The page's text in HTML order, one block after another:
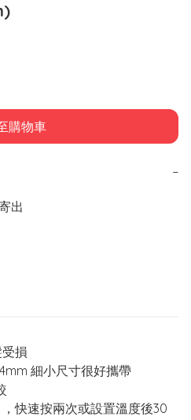
購物車
−
損
細小尺寸很好攜帶
快速按兩次或設置溫度後30